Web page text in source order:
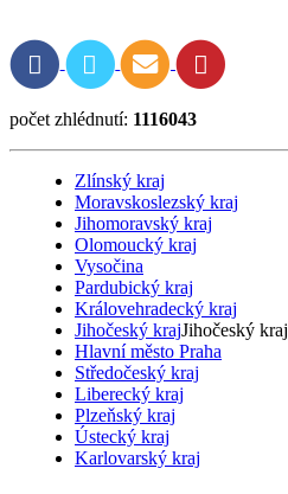
počet zhlédnutí: 1116043
Zlínský kraj
Moravskoslezský kraj
Jihomoravský kraj
Olomoucký kraj
Vysočina
Pardubický kraj
Královehradecký kraj
Jihočeský krajJihočeský kraj
Hlavní město Praha
Středočeský kraj
Liberecký kraj
Plzeňský kraj
Ústecký kraj
Karlovarský kraj